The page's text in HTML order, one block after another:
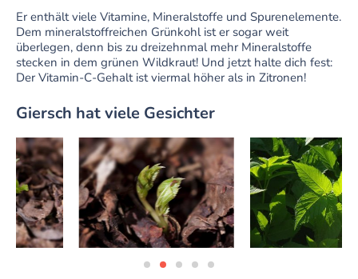
Er enthält viele Vitamine, Mineralstoffe und Spurenelemente.
Dem mineralstoffreichen Grünkohl ist er sogar weit
überlegen, denn bis zu dreizehnmal mehr Mineralstoffe
stecken in dem grünen Wildkraut! Und jetzt halte dich fest:
Der Vitamin-C-Gehalt ist viermal höher als in Zitronen!
Giersch hat viele Gesichter